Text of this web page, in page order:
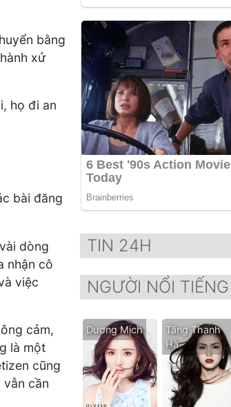
bằng
xử
họ đi an
bài đăng
dòng
nhận cô
việc
cảm,
là một
cũng
cần
TIN 24H
NGƯỜI NỔI TIẾNG
Dương Mịch
Tăng Thanh
Hà